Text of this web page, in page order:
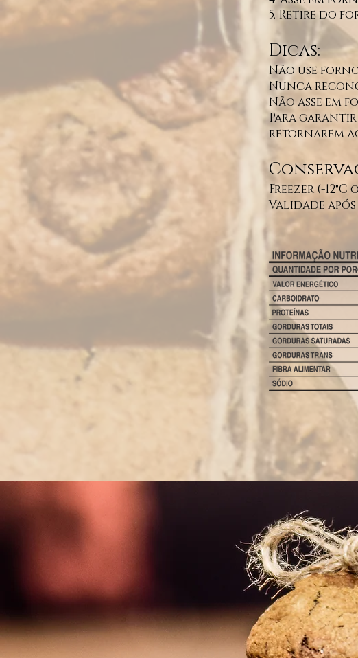
5. Retire do
Dicas:
Não use
Nunca
Não asse em
Para garantir
retornarem
Freezer (-
Validade após